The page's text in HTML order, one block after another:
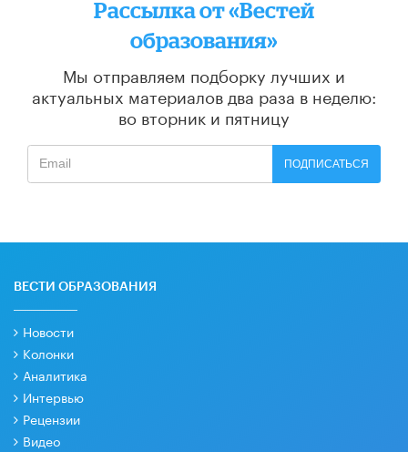
Рассылка от «Вестей
образования»
Мы отправляем подборку лучших и
актуальных материалов два раза в неделю:
во вторник и пятницу
ПОДПИСАТЬСЯ
ВЕСТИ ОБРАЗОВАНИЯ
Новости
Колонки
Аналитика
Интервью
Рецензии
Видео